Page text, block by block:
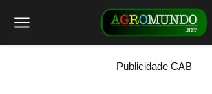
Publicidade CAB